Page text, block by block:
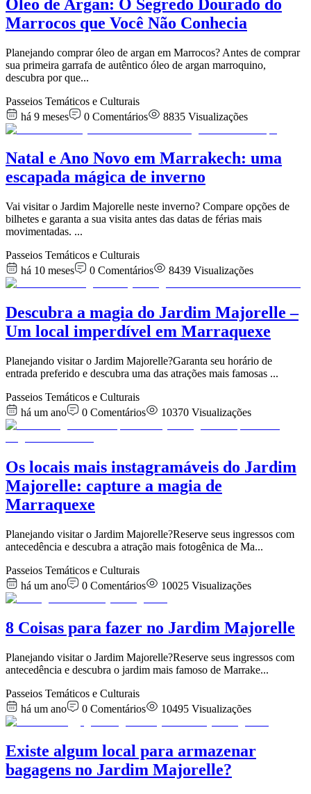
Óleo de Argan: O Segredo Dourado do
Marrocos que Você Não Conhecia
Planejando comprar óleo de argan em Marrocos? Antes de comprar
sua primeira garrafa de autêntico óleo de argan marroquino,
descubra por que...
Passeios Temáticos e Culturais
há 9 meses
0 Comentários 8835 Visualizações
Natal e Ano Novo em Marrakech: uma
escapada mágica de inverno
Vai visitar o Jardim Majorelle neste inverno? Compare opções de
bilhetes e garanta a sua visita antes das datas de férias mais
movimentadas. ...
Passeios Temáticos e Culturais
há 10 meses
0 Comentários 8439 Visualizações
Descubra a magia do Jardim Majorelle –
Um local imperdível em Marraquexe
Planejando visitar o Jardim Majorelle?Garanta seu horário de
entrada preferido e descubra uma das atrações mais famosas ...
Passeios Temáticos e Culturais
há um ano
0 Comentários 10370 Visualizações
Os locais mais instagramáveis do Jardim
Majorelle: capture a magia de
Marraquexe
Planejando visitar o Jardim Majorelle?Reserve seus ingressos com
antecedência e descubra a atração mais fotogênica de Ma...
Passeios Temáticos e Culturais
há um ano
0 Comentários 10025 Visualizações
8 Coisas para fazer no Jardim Majorelle
Planejando visitar o Jardim Majorelle?Reserve seus ingressos com
antecedência e descubra o jardim mais famoso de Marrake...
Passeios Temáticos e Culturais
há um ano
0 Comentários 10495 Visualizações
Existe algum local para armazenar
bagagens no Jardim Majorelle?